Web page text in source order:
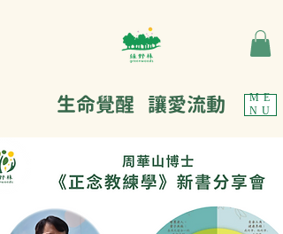
ME
NU
生命覺醒 讓愛流動